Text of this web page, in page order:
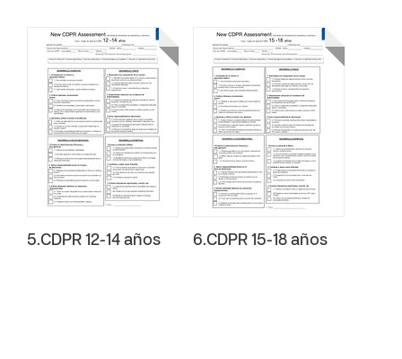
5.CDPR 12-14 años 6.CDPR 15-18 años